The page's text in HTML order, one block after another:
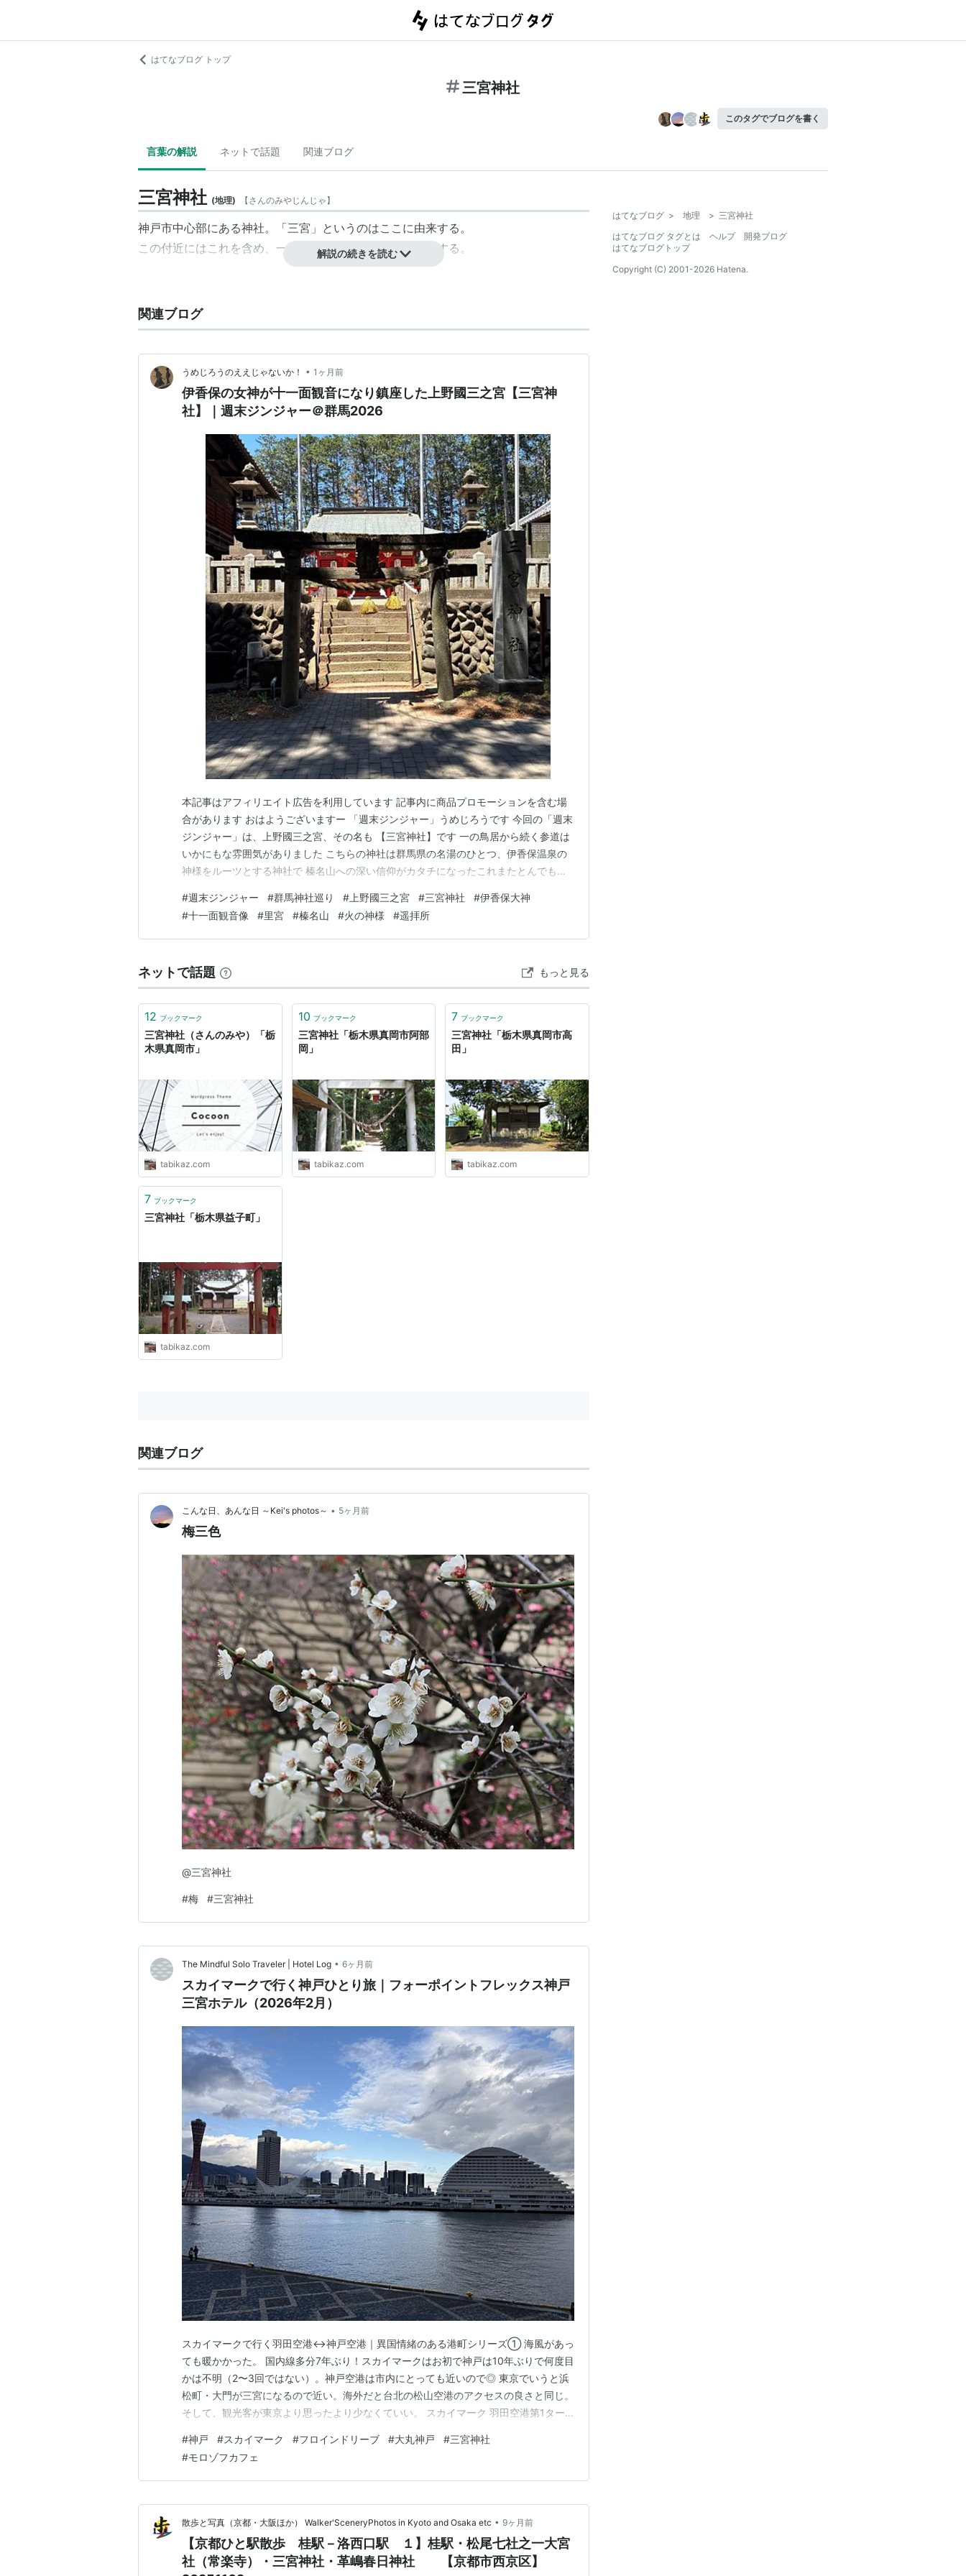
はてなブログ トップ
三宮神社
このタグでブログを書く
言葉の解説 ネットで話題 関連ブログ
三宮神社 (地理) 【さんのみやじんじゃ】
神戸市中心部にある神社。「三宮」というのはここに由来する。
この付近にはこれを含め、一宮神社から八宮神社まで存在する。
解説の続きを読む
関連ブログ
うめじろうのええじゃないか！ • 1ヶ月前
伊香保の女神が十一面観音になり鎮座した上野國三之宮【三宮神
社】｜週末ジンジャー＠群馬2026
本記事はアフィリエイト広告を利用しています 記事内に商品プロモーションを含む場
合があります おはようございますー 「週末ジンジャー」うめじろうです 今回の「週末
ジンジャー」は、上野國三之宮、その名も 【三宮神社】です 一の鳥居から続く参道は
いかにもな雰囲気がありました こちらの神社は群馬県の名湯のひとつ、伊香保温泉の
神様をルーツとする神社で 榛名山への深い信仰がカタチになったこれまたとんでもな
東で奈良時代とか言っても何のメージも湧かないのですが（ただの草原が広がってるイ
メージ･･失敬^^;！）･･歴史を紐解けば…
#週末ジンジャー #群馬神社巡り # 上野國三之宮 #三宮神社 #伊香保大神
#十一面観音像 #里宮 #榛名山 #火の神様 #遥拝所
ネットで話題 もっと見る
12 ブックマーク
三宮神社（さんのみや）「栃
木県真岡市」
tabikaz.com
10 ブックマーク
三宮神社「栃木県真岡市阿部
岡」
tabikaz.com
7 ブックマーク
三宮神社「栃木県真岡市高
田」
tabikaz.com
7 ブックマーク
三宮神社「栃木県益子町」
tabikaz.com
関連ブログ
こんな日、あんな日 ～Kei's photos～ • 5ヶ月前
梅三色
@三宮神社
#梅 #三宮神社
The Mindful Solo Traveler | Hotel Log • 6ヶ月前
スカイマークで行く神戸ひとり旅｜フォーポイントフレックス神戸
三宮ホテル（2026年2月）
スカイマークで行く羽田空港↔︎神戸空港｜異国情緒のある港町シリーズ① 海風があっ
ても暖かかった。 国内線多分7年ぶり！スカイマークはお初で神戸は10年ぶりで何度目
かは不明（2〜3回ではない）。神戸空港は市内にとっても近いので◎ 東京でいうと浜
松町・大門が三宮になるので近い。海外だと台北の松山空港のアクセスの良さと同じ。
そして、観光客が東京より思ったより少なくていい。 スカイマーク 羽田空港第1ター
の手荷物検査場G 機内への案内 機内サービス 神戸空港 ゆるふわ旅の目的 フォーポイ
ントフレックスbyシェラトン神戸三…
#神戸 #スカイマーク #フロインドリーブ #大丸神戸 #三宮神社
#モロゾフカフェ
散歩と写真（京都・大阪ほか） Walker'SceneryPhotos in Kyoto and Osaka etc • 9ヶ月前
【京都ひと駅散歩 桂駅－洛西口駅 １】桂駅・松尾七社之一大宮
社（常楽寺）・三宮神社・革嶋春日神社 【京都市西京区】
はてなブログ > 地理 > 三宮神社
はてなブログ タグとは
ヘルプ
開発ブログ
はてなブログトップ
Copyright (C) 2001-2026 Hatena.